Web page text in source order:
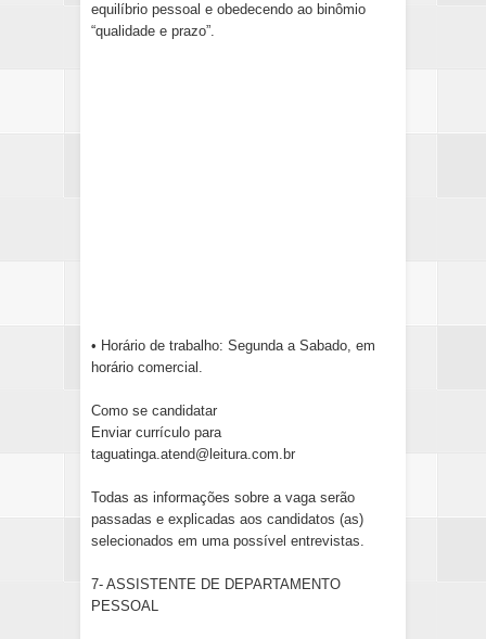
equilíbrio pessoal e obedecendo ao binômio
“qualidade e prazo”.
• Horário de trabalho: Segunda a Sabado, em
horário comercial.
Como se candidatar
Enviar currículo para
taguatinga.atend@leitura.com.br
Todas as informações sobre a vaga serão
passadas e explicadas aos candidatos (as)
selecionados em uma possível entrevistas.
7- ASSISTENTE DE DEPARTAMENTO
PESSOAL